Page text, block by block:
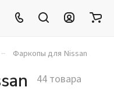
– Фаркопы для Nissan
44 товара